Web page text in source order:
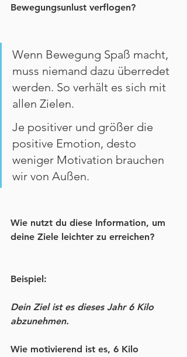
Bewegungsunlust verflogen?
Wenn Bewegung Spaß macht,
muss niemand dazu überredet
werden. So verhält es sich mit
allen Zielen.
Je positiver und größer die
positive Emotion, desto
weniger Motivation brauchen
wir von Außen.
Wie nutzt du diese Information, um
deine Ziele leichter zu erreichen?
Beispiel:
Dein Ziel ist es dieses Jahr 6 Kilo
abzunehmen.
Wie motivierend ist es, 6 Kilo